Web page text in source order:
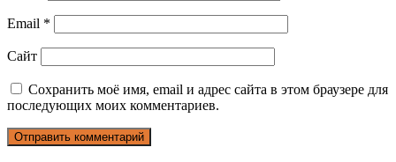
Email *
Сайт
Сохранить моё имя, email и адрес сайта в этом браузере для
последующих моих комментариев.